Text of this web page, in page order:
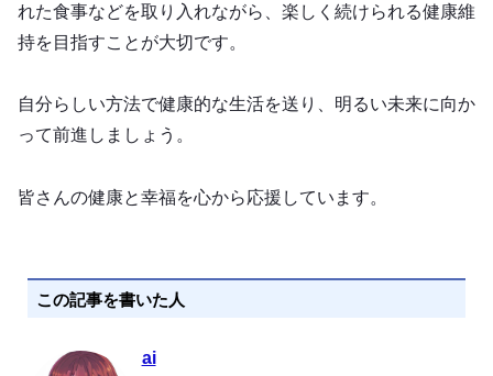
れた食事などを取り入れながら、楽しく続けられる健康維
持を目指すことが大切です。
自分らしい方法で健康的な生活を送り、明るい未来に向か
って前進しましょう。
皆さんの健康と幸福を心から応援しています。
この記事を書いた人
ai